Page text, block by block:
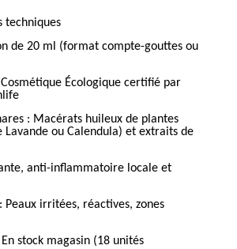
techniques
de 20 ml (format compte-gouttes ou
Écologique certifié par
: Macérats huileux de plantes
Lavande ou Calendula) et extraits de
anti-inflammatoire locale et
Peaux irritées, réactives, zones
stock magasin (18 unités